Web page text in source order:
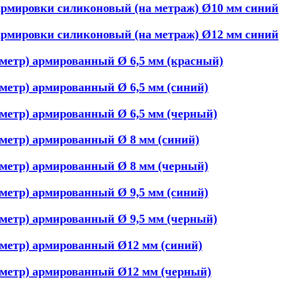
силиконовый (на метраж) Ø10 мм синий
силиконовый (на метраж) Ø12 мм синий
армированный Ø 6,5 мм (красный)
армированный Ø 6,5 мм (синий)
армированный Ø 6,5 мм (черный)
армированный Ø 8 мм (синий)
армированный Ø 8 мм (черный)
армированный Ø 9,5 мм (синий)
армированный Ø 9,5 мм (черный)
армированный Ø12 мм (синий)
армированный Ø12 мм (черный)